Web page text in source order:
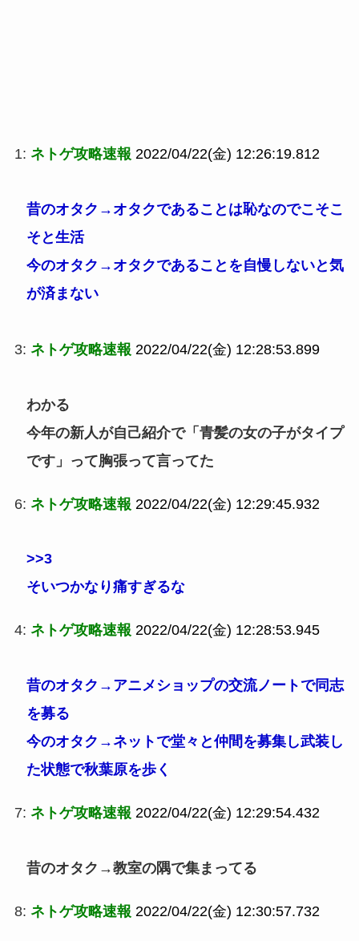
1: ネトゲ攻略速報 2022/04/22(金) 12:26:19.812
昔のオタク→オタクであることは恥なのでこそこ
そと生活
今のオタク→オタクであることを自慢しないと気
が済まない
3: ネトゲ攻略速報 2022/04/22(金) 12:28:53.899
わかる
今年の新人が自己紹介で「青髪の女の子がタイプ
です」って胸張って言ってた
6: ネトゲ攻略速報 2022/04/22(金) 12:29:45.932
>>3
そいつかなり痛すぎるな
4: ネトゲ攻略速報 2022/04/22(金) 12:28:53.945
昔のオタク→アニメショップの交流ノートで同志
を募る
今のオタク→ネットで堂々と仲間を募集し武装し
た状態で秋葉原を歩く
7: ネトゲ攻略速報 2022/04/22(金) 12:29:54.432
昔のオタク→教室の隅で集まってる
8: ネトゲ攻略速報 2022/04/22(金) 12:30:57.732